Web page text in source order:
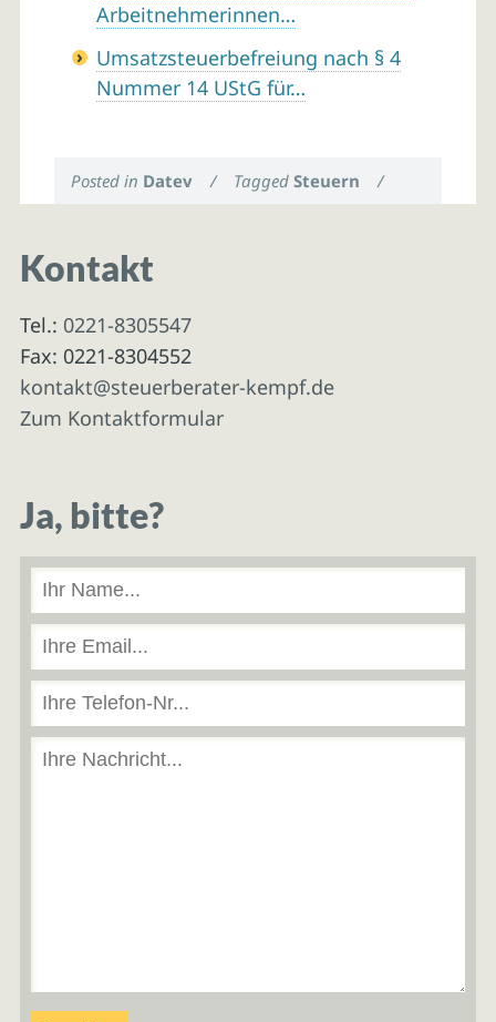
Arbeitnehmerinnen…
Umsatzsteuerbefreiung nach § 4
Nummer 14 UStG für…
Posted in Datev / TaggedSteuern /
Kontakt
Tel.: 0221-8305547
Fax: 0221-8304552
kontakt@steuerberater-kempf.de
Zum Kontaktformular
Ja, bitte?